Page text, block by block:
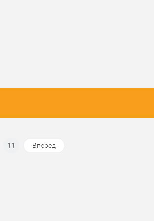
11 Вперед